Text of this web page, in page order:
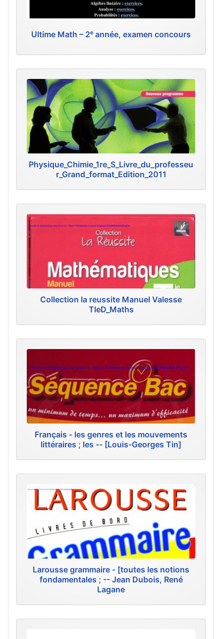
Ultime Math – 2ᵉ année, examen concours
Physique_Chimie_1re_S_Livre_du_professeu
r_Grand_format_Edition_2011
Collection la reussite Manuel Valesse
TleD_Maths
Français - les genres et les mouvements
littéraires ; les -- [Louis-Georges Tin]
Larousse grammaire - [toutes les notions
fondamentales ; -- Jean Dubois, René
Lagane